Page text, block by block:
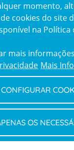
Reclamações
e
elogios
de Privacidade e
de
Denúncias
momento,
cookies do site
na Política
mais
Mais
CONFIGURAR
OS